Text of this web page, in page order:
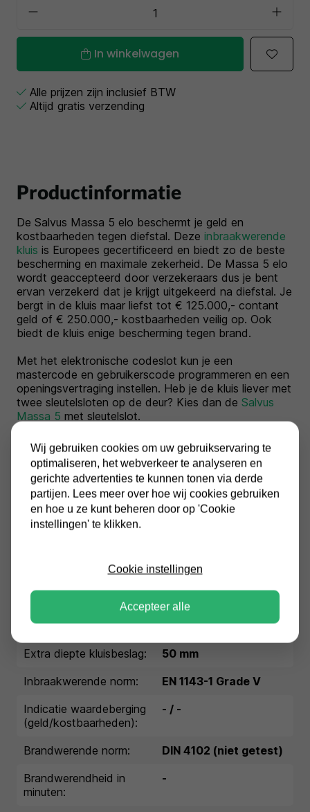
In winkelwagen
Alle prijzen zijn inclusief BTW
Altijd gratis verzending
Productinformatie
De Salvus Massa 5 elo beschermt je geld en
kostbaarheden tegen diefstal. Deze inbraakwerende
kluis is Europees gecertificeerd en biedt zo de beste
bescherming en maximale zekerheid. De Massa 5 elo
wordt geaccepteerd door verzekeraars dus je bent
ervan verzekerd dat je krijgt uitgekeerd na diefstal. Je
bergt in de kluis maar liefst tot € 125.000,- contant
geld of € 250.000,- kostbaarheden veilig op. Ook
biedt de kluis enige bescherming tegen brand.
Met het elektronische codeslot kun je een
mastercode en gebruikerscode programmeren en een
openingsvertraging instellen. Heb je de kluis liever met
twee sleutelsloten op de deur? Kies dan de Salvus
Massa 5 met sleutelslot.
Specificaties
Conditie:
nieuw
Buitenmaten (HxBxD in
1510x680x670 mm
Binnenmaten (HxBxD in
mm):
1370x540x432 mm
Extra diepte kluisbeslag:
50 mm
Inbraakwerende norm:
EN 1143-1 Grade V
Indicatie waardeberging
(geld/kostbaarheden):
- / -
Brandwerende norm:
DIN 4102 (niet getest)
Brandwerendheid in
minuten:
-
Wij gebruiken cookies om uw gebruikservaring te
optimaliseren, het webverkeer te analyseren en
gerichte advertenties te kunnen tonen via derde
partijen. Lees meer over hoe wij cookies gebruiken
en hoe u ze kunt beheren door op 'Cookie
instellingen' te klikken.
Cookie instellingen
Accepteer alle